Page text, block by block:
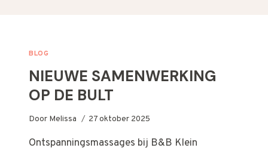
BLOG
NIEUWE SAMENWERKING
OP DE BULT
Door Melissa 27 oktober 2025
Ontspanningsmassages bij B&B Klein